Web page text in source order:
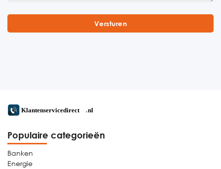
Populaire categorieën
Banken
Energie